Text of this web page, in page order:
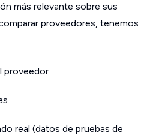
más relevante sobre sus
proveedores, tenemos
proveedor
real (datos de pruebas de